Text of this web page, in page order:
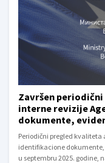
Završen
interne revizije
dokumente,
Periodični pregled
identifikacione
u septembru 2025. godine,